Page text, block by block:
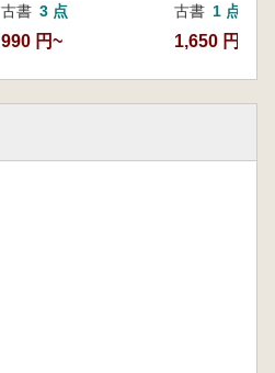
古書 3 点
990 円~
古書 1 点
1,650 円